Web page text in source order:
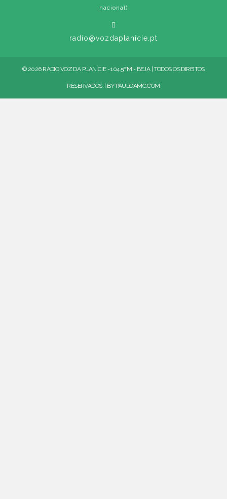
nacional)
radio@vozdaplanicie.pt
© 2026 RÁDIO VOZ DA PLANÍCIE - 104.5FM - BEJA | TODOS OS DIREITOS
RESERVADOS. | BY PAULOAMC.COM